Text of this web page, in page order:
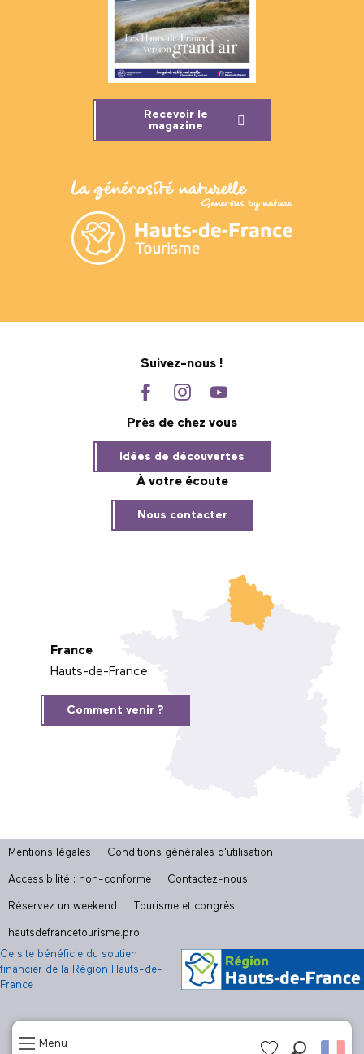
Menu
Recevoir le
magazine
Suivez-nous !
Près de chez vous
Idées de découvertes
À votre écoute
Nous contacter
France
Hauts-de-France
Comment venir ?
Mentions légales Conditions générales d'utilisation
Accessibilité : non-conforme Contactez-nous
Réservez un weekend Tourisme et congrès
hautsdefrancetourisme.pro
Ce site bénéficie du soutien
financier de la Région Hauts-de-
France